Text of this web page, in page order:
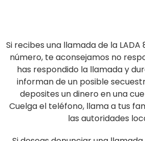
Si recibes una llamada de la
número, te aconsejamos no
has respondido la llamada y
informan de un posible
deposites un dinero en una
Cuelga el teléfono, llama a tus
las autoridades